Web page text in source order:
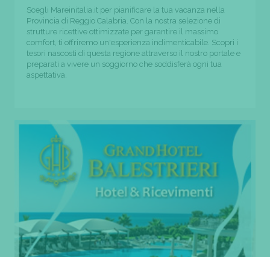
Scegli Mareinitalia.it per pianificare la tua vacanza nella
Provincia di Reggio Calabria. Con la nostra selezione di
strutture ricettive ottimizzate per garantire il massimo
comfort, ti offriremo un'esperienza indimenticabile. Scopri i
tesori nascosti di questa regione attraverso il nostro portale e
preparati a vivere un soggiorno che soddisferà ogni tua
aspettativa.